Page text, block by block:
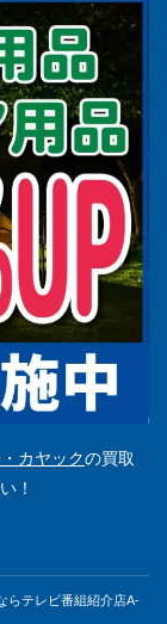
カヤックの買取
！
らテレビ番組紹介店A-